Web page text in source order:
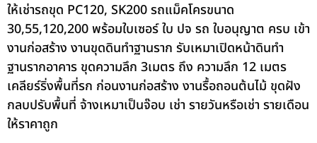
ให้เช่ารถขุด PC120, SK200 รถแม็คโครขนาด
30,55,120,200 พร้อมใบเซอร์ ใบ ปจ รถ ใบอนุญาต ครบ เข้า
งานก่อสร้าง งานขุดดินทำฐานราก รับเหมาเปิดหน้าดินทำ
ฐานรากอาคาร ขุดความลึก 3เมตร ถึง ความลึก 12 เมตร
เคลียร์ริ่งพื้นที่รก ก่อนงานก่อสร้าง งานรื้อถอนต้นไม้ ขุดฝัง
กลบปรับพื้นที่ จ้างเหมาเป็นจ๊อบ เช่า รายวันหรือเช่า รายเดือน
ให้ราคาถูก